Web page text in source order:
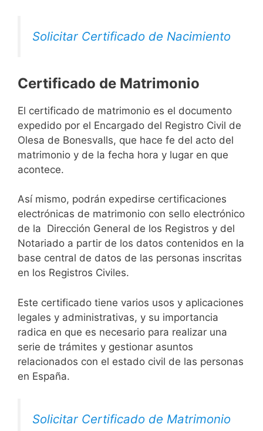
Solicitar Certificado de Nacimiento
Certificado de Matrimonio
El certificado de matrimonio es el documento
expedido por el Encargado del Registro Civil de
Olesa de Bonesvalls, que hace fe del acto del
matrimonio y de la fecha hora y lugar en que
acontece.
Así mismo, podrán expedirse certificaciones
electrónicas de matrimonio con sello electrónico
de la Dirección General de los Registros y del
Notariado a partir de los datos contenidos en la
base central de datos de las personas inscritas
en los Registros Civiles.
Este certificado tiene varios usos y aplicaciones
legales y administrativas, y su importancia
radica en que es necesario para realizar una
serie de trámites y gestionar asuntos
relacionados con el estado civil de las personas
en España.
Solicitar Certificado de Matrimonio